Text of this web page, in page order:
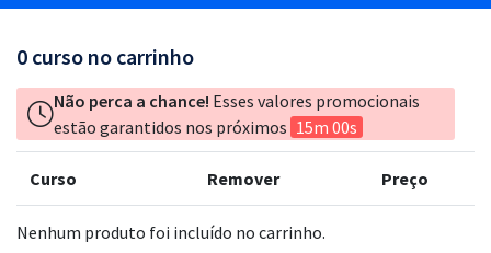
0 curso no carrinho
Não perca a chance! Esses valores promocionais
estão garantidos nos próximos 15m 00s
Curso Remover Preço
Nenhum produto foi incluído no carrinho.